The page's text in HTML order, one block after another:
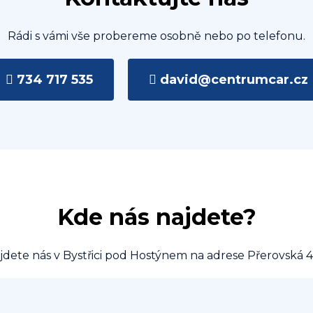
Rádi s vámi vše probereme osobně nebo po telefonu.
734 717 535 david@centrumcar.cz
Kde nás najdete?
nás v Bystřici pod Hostýnem na adrese Přerovská